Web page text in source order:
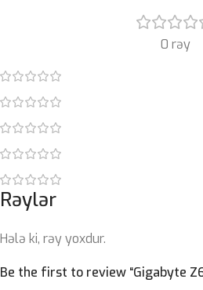
0 rəy
Rəylər
Hələ ki, rəy yoxdur.
Be the first to review “Gigabyte